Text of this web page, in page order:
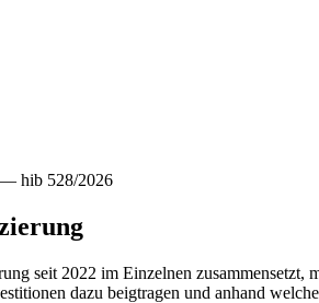
hib 528/2026
seit 2022 im Einzelnen
dazu beigtragen und anhand